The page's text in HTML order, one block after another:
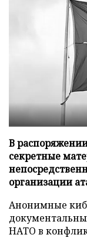
В
секретные
организации
Анонимные
НАТО в